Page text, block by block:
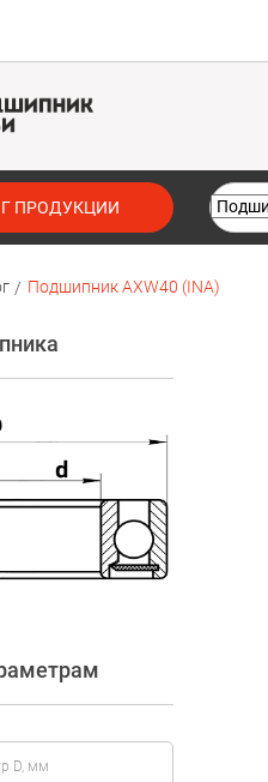
ПРОДУКЦИИ
Подшипник AXW40 (INA)